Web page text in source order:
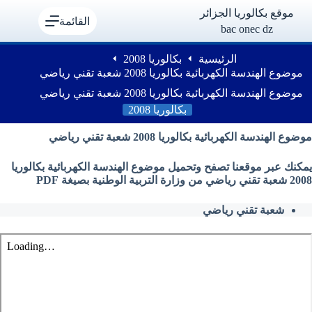
موقع بكالوريا الجزائر
bac onec dz
القائمة
الرئيسية
بكالوريا 2008
موضوع الهندسة الكهربائية بكالوريا 2008 شعبة تقني رياضي
موضوع الهندسة الكهربائية بكالوريا 2008 شعبة تقني رياضي
بكالوريا 2008
موضوع الهندسة الكهربائية بكالوريا 2008 شعبة تقني رياضي
يمكنك عبر موقعنا تصفح وتحميل موضوع الهندسة الكهربائية بكالوريا
2008 شعبة تقني رياضي من وزارة التربية الوطنية بصيغة PDF
شعبة تقني رياضي